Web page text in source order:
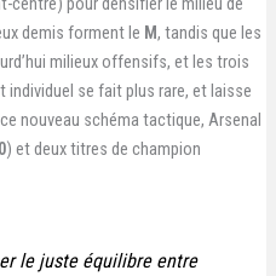
demis forment le M, tandis que les
milieux offensifs, et les trois
individuel se fait plus rare, et laisse
nouveau schéma tactique, Arsenal
) et deux titres de champion
le juste équilibre entre